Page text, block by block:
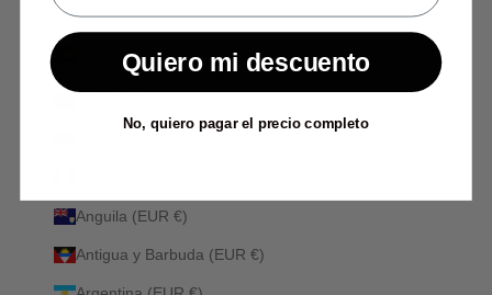
España (EUR €)
País
Anguila (EUR €)
Antigua y Barbuda (EUR €)
Quiero mi descuento
No, quiero pagar el precio completo